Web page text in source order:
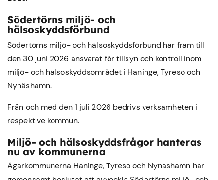
Södertörns miljö- och
hälsoskyddsförbund
Södertörns miljö- och hälsoskyddsförbund har fram till
den 30 juni 2026 ansvarat för tillsyn och kontroll inom
miljö- och hälsoskyddsområdet i Haninge,Tyresöoch
Nynäshamn.
Från och med den 1 juli 2026 bedrivs verksamheten i
respektive kommun.
Miljö- och hälsoskyddsfrågor hanteras
nu av kommunerna
Ägarkommunerna Haninge, Tyresö och Nynäshamn har